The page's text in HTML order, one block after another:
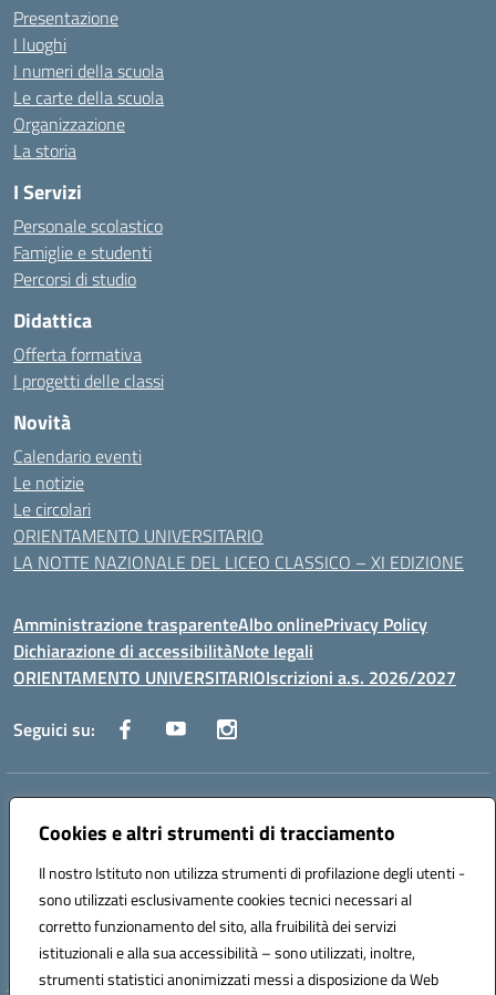
Cookies e altri strumenti di tracciamento
Il nostro Istituto non utilizza strumenti di profilazione degli utenti -
sono utilizzati esclusivamente cookies tecnici necessari al
corretto funzionamento del sito, alla fruibilità dei servizi
istituzionali e alla sua accessibilità – sono utilizzati, inoltre,
strumenti statistici anonimizzati messi a disposizione da Web
Presentazione
I luoghi
I numeri della scuola
Le carte della scuola
Organizzazione
La storia
I Servizi
Personale scolastico
Famiglie e studenti
Percorsi di studio
Didattica
Offerta formativa
I progetti delle classi
Novità
Calendario eventi
Le notizie
Le circolari
ORIENTAMENTO UNIVERSITARIO
LA NOTTE NAZIONALE DEL LICEO CLASSICO – XI EDIZIONE
Amministrazione trasparenteAlbo onlinePrivacy Policy
Dichiarazione di accessibilitàNote legali
ORIENTAMENTO UNIVERSITARIOIscrizioni a.s. 2026/2027
Seguici su:
Indirizzo:
Centralino:0882 331218 Email:fgps210002@istruzione.it
Codice fiscale: 93071630714
Codice meccanografico:
FGPS210002
Codice unico di fatturazione (CUF): UF7W9K